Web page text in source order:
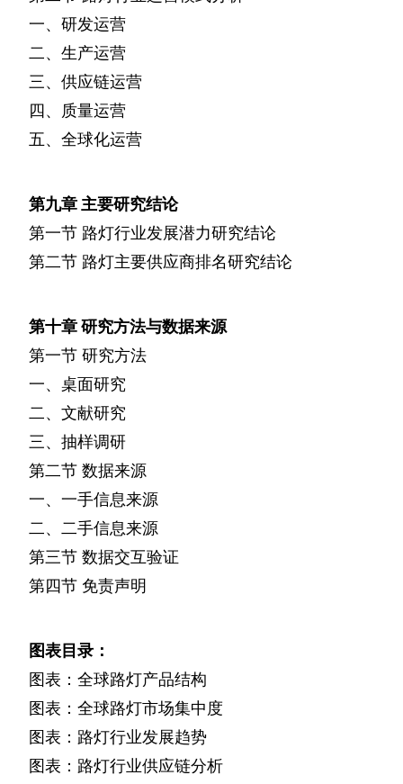
一、研发运营
二、生产运营
三、供应链运营
四、质量运营
五、全球化运营
第九章 主要研究结论
第一节 路灯行业发展潜力研究结论
第二节 路灯主要供应商排名研究结论
第十章研究方法与数据来源
第一节 研究方法
一、桌面研究
二、文献研究
三、抽样调研
第二节 数据来源
一、一手信息来源
二、二手信息来源
第三节 数据交互验证
第四节 免责声明
图表目录：
图表：全球路灯产品结构
图表：全球路灯市场集中度
图表：路灯行业发展趋势
图表：路灯行业供应链分析